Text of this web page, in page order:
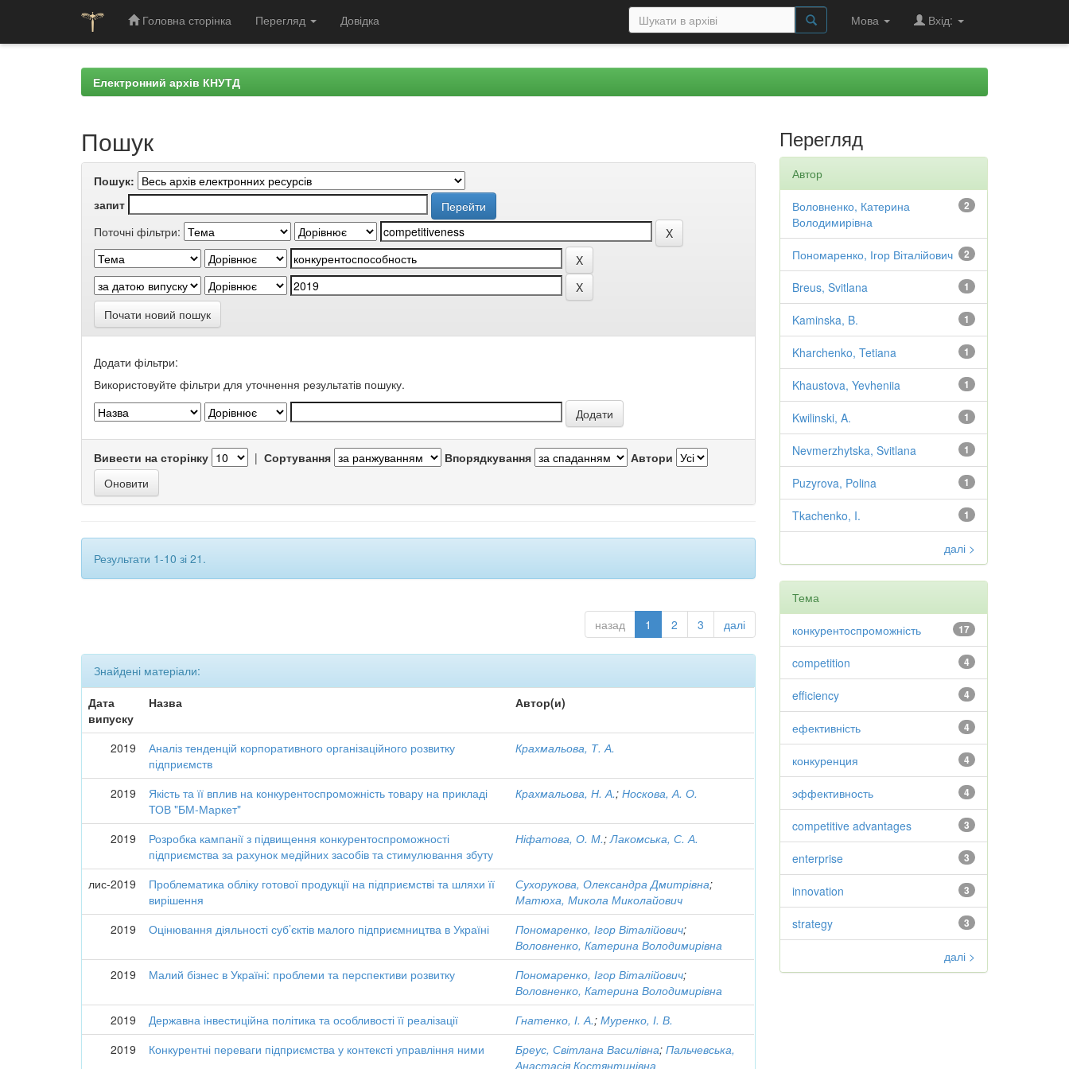
Головна сторінка Перегляд Довідка Мова Вхід:
Електронний архів КНУТД
Пошук
Пошук:
запит
Поточні фільтри:
Почати новий пошук
Додати фільтри:
Використовуйте фільтри для уточнення результатів пошуку.
Вивести на сторінку | Сортування Впорядкування Автори
Результати 1-10 зі 21.
назад 1 2 3 далі
Знайдені матеріали:
Дата
випуску
Назва Автор(и)
2019
Аналіз тенденцій корпоративного організаційного розвитку
підприємств
Крахмальова, Т. А.
2019
Якість та її вплив на конкурентоспроможність товару на прикладі
ТОВ "БМ-Маркет"
Крахмальова, Н. А.;Носкова, А. О.
2019
Розробка кампанії з підвищення конкурентоспроможності
підприємства за рахунок медійних засобів та стимулювання збуту
Ніфатова, О. М.;Лакомська, С. А.
лис-2019
Проблематика обліку готової продукції на підприємстві та шляхи її
вирішення
Сухорукова, Олександра Дмитрівна;
Матюха, Микола Миколайович
2019
Оцінювання діяльності суб’єктів малого підприємництва в Україні Пономаренко, Ігор Віталійович;
Воловненко, Катерина Володимирівна
2019
Малий бізнес в Україні: проблеми та перспективи розвитку Пономаренко, Ігор Віталійович;
Воловненко, Катерина Володимирівна
2019
Державна інвестиційна політика та особливості її реалізації Гнатенко, І. А.;Муренко, І. В.
2019
Конкурентні переваги підприємства у контексті управління ними Бреус, Світлана Василівна;Пальчевська,
Анастасія Костянтинівна
Перегляд
Автор
2
Воловненко, Катерина
Володимирівна
2
Пономаренко, Ігор Віталійович
1
Breus, Svitlana
1
Kaminska, B.
1
Kharchenko, Tetiana
1
Khaustova, Yevheniia
1
Kwilinski, A.
1
Nevmerzhytska, Svitlana
1
Puzyrova, Polina
1
Tkachenko, I.
далі >
Тема
17
конкурентоспроможність
4
competition
4
efficiency
4
ефективність
4
конкуренция
4
эффективность
3
competitive advantages
3
enterprise
3
innovation
3
strategy
далі >